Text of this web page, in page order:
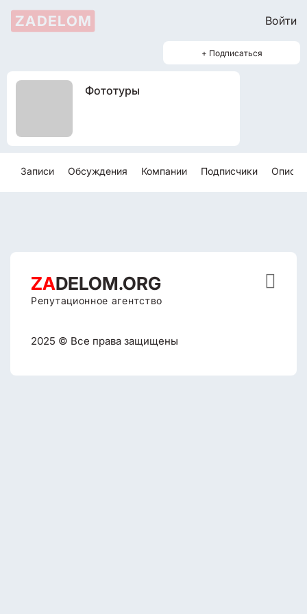
ZADELOM Войти
+ Подписаться
Фототуры
Записи Обсуждения Компании Подписчики
ZADELOM.ORG
Репутационное агентство
2025 © Все права защищены
